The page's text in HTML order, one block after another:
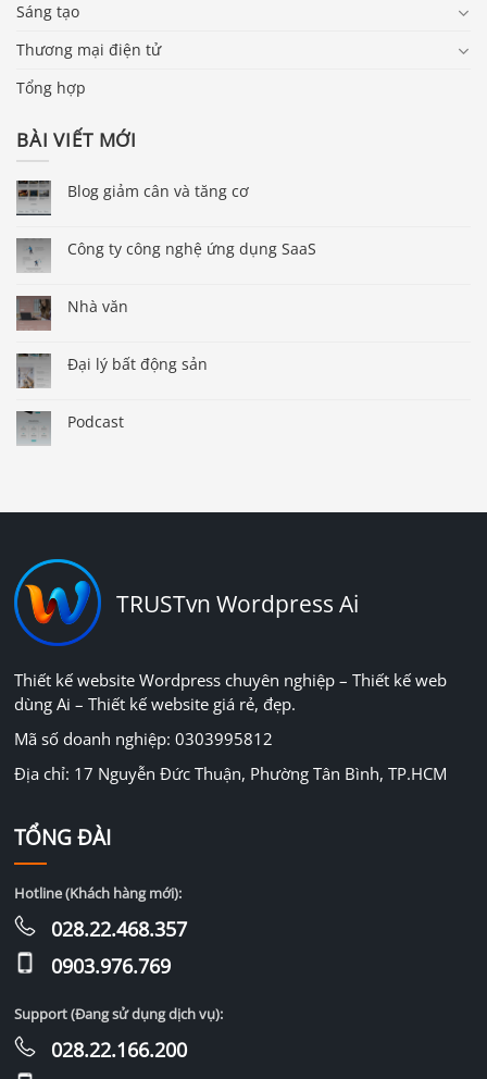
Sáng tạo
Thương mại điện tử
Tổng hợp
BÀI VIẾT MỚI
Blog giảm cân và tăng cơ
Công ty công nghệ ứng dụng SaaS
Nhà văn
Đại lý bất động sản
Podcast
TRUSTvn Wordpress Ai
Thiết kế website Wordpress chuyên nghiệp – Thiết kế web
dùng Ai – Thiết kế website giá rẻ, đẹp.
Mã số doanh nghiệp: 0303995812
Địa chỉ: 17 Nguyễn Đức Thuận, Phường Tân Bình, TP.HCM
TỔNG ĐÀI
Hotline (Khách hàng mới):
028.22.468.357
0903.976.769
Support (Đang sử dụng dịch vụ):
028.22.166.200